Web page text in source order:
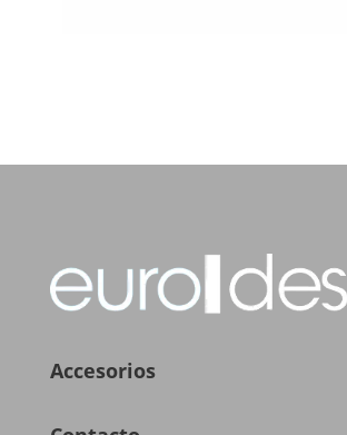
Accesorios